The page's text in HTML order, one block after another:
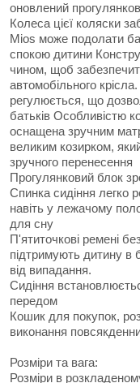
оновлений
Колеса цієї коляски
Mios може подолати
спокою дитини
чином, щоб
автомобільного
регулюється, що
батьків Особливістю
оснащена зручним
великим козирком,
зручного перенесення
Прогулянковий блок
Спинка сидіння легко
навіть у лежачому
для сну
П'ятиточкові ремені
підтримують дитину в
від випадання.
Сидіння
передом
Кошик для покупок,
виконання
Розміри та вага:
Розміри в